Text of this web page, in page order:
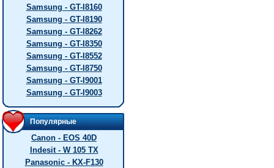
Samsung - GT-I8160
Samsung - GT-I8190
Samsung - GT-I8262
Samsung - GT-I8350
Samsung - GT-I8552
Samsung - GT-I8750
Samsung - GT-I9001
Samsung - GT-I9003
Популярные
Canon - EOS 40D
Indesit - W 105 TX
Panasonic - KX-F130